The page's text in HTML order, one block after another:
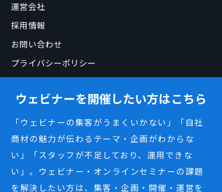
運営会社
採用情報
お問い合わせ
プライバシーポリシー
ウェビナーを開催したい方はこちら
「ウェビナーの集客がうまくいかない」「自社
商材の魅力が伝わるテーマ・企画がわからな
い」「スタッフが不足しており、運用できな
い」。ウェビナー・オンラインセミナーの課題
を解決したい方は、集客・企画・開催・運営を